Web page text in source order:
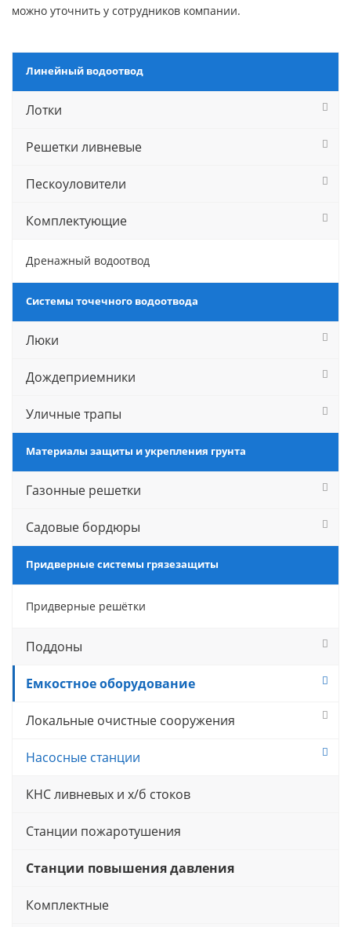
можно уточнить у сотрудников компании.
Линейный водоотвод
Лотки
Решетки ливневые
Пескоуловители
Комплектующие
Дренажный водоотвод
Системы точечного водоотвода
Люки
Дождеприемники
Уличные трапы
Материалы защиты и укрепления грунта
Газонные решетки
Садовые бордюры
Придверные системы грязезащиты
Придверные решётки
Поддоны
Емкостное оборудование
Локальные очистные сооружения
Насосные станции
КНС ливневых и х/б стоков
Станции пожаротушения
Станции повышения давления
Комплектные